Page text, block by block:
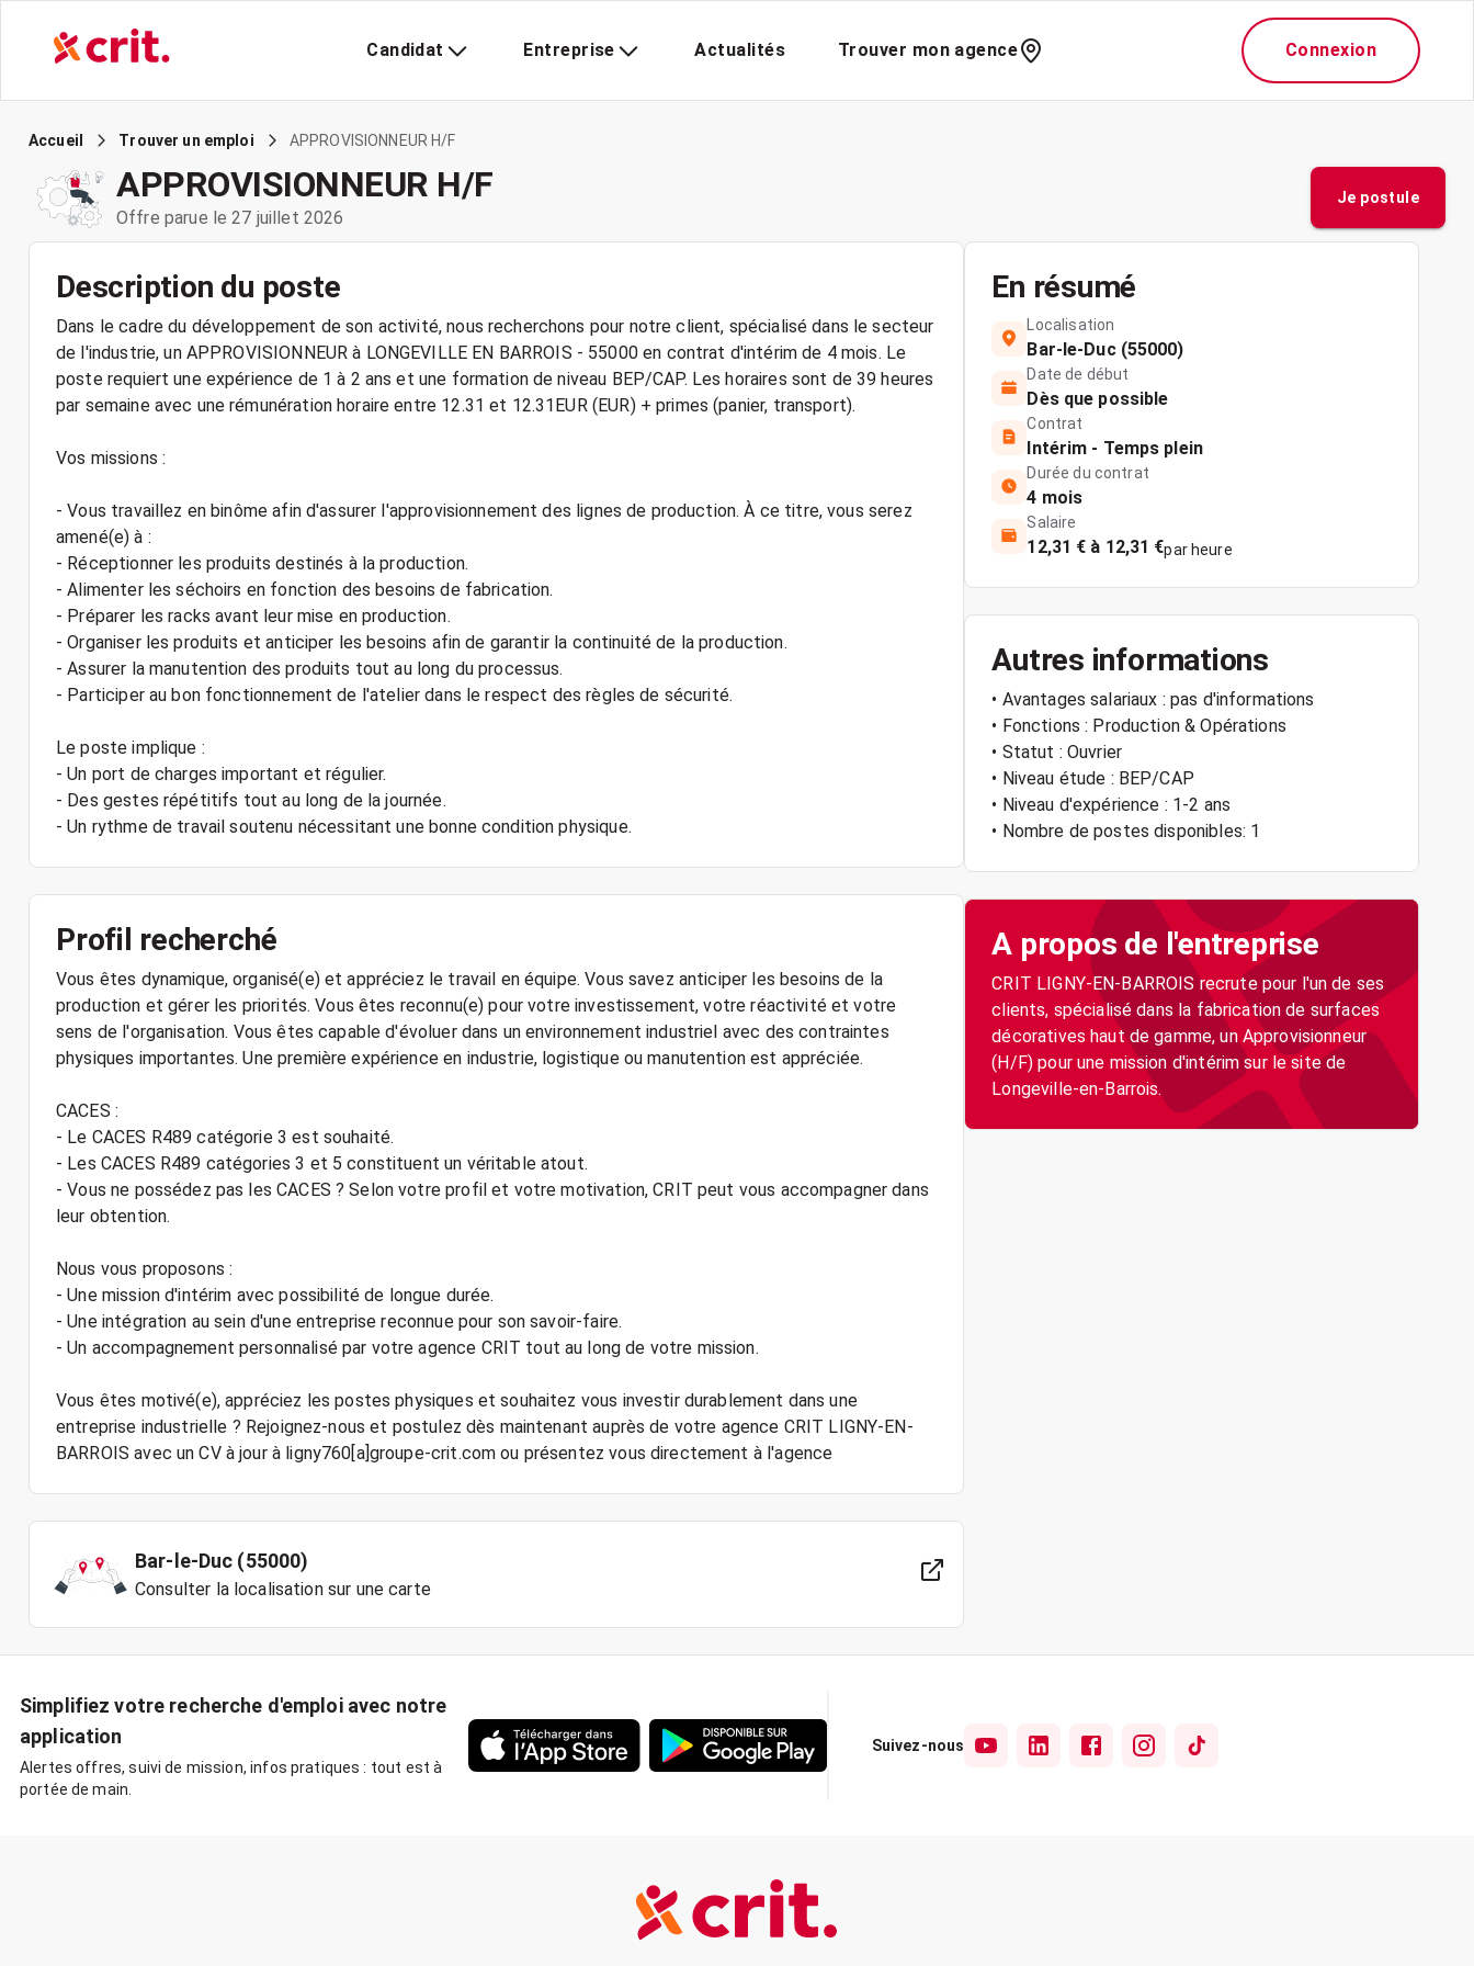
Candidat Entreprise Actualités Trouver mon agence Connexion
Accueil Trouver un emploi APPROVISIONNEUR H/F
APPROVISIONNEUR H/F
Offre parue le 27 juillet 2026
Je postule
Description du poste
Dans le cadre du développement de son activité, nous recherchons pour notre client, spécialisé dans le secteur
de l'industrie, un APPROVISIONNEUR à LONGEVILLE EN BARROIS - 55000 en contrat d'intérim de 4 mois. Le
poste requiert une expérience de 1 à 2 ans et une formation de niveau BEP/CAP. Les horaires sont de 39 heures
par semaine avec une rémunération horaire entre 12.31 et 12.31EUR (EUR) + primes (panier, transport).
Vos missions :
- Vous travaillez en binôme afin d'assurer l'approvisionnement des lignes de production. À ce titre, vous serez
amené(e) à :
- Réceptionner les produits destinés à la production.
- Alimenter les séchoirs en fonction des besoins de fabrication.
- Préparer les racks avant leur mise en production.
- Organiser les produits et anticiper les besoins afin de garantir la continuité de la production.
- Assurer la manutention des produits tout au long du processus.
- Participer au bon fonctionnement de l'atelier dans le respect des règles de sécurité.
Le poste implique :
- Un port de charges important et régulier.
- Des gestes répétitifs tout au long de la journée.
Profil recherché
Vous êtes dynamique, organisé(e) et appréciez le travail en équipe. Vous savez anticiper les besoins de la
production et gérer les priorités. Vous êtes reconnu(e) pour votre investissement, votre réactivité et votre
sens de l'organisation. Vous êtes capable d'évoluer dans un environnement industriel avec des contraintes
physiques importantes. Une première expérience en industrie, logistique ou manutention est appréciée.
CACES :
- Le CACES R489 catégorie 3 est souhaité.
- Les CACES R489 catégories 3 et 5 constituent un véritable atout.
- Vous ne possédez pas les CACES ? Selon votre profil et votre motivation, CRIT peut vous accompagner dans
leur obtention.
Nous vous proposons :
- Une mission d'intérim avec possibilité de longue durée.
- Une intégration au sein d'une entreprise reconnue pour son savoir-faire.
- Un accompagnement personnalisé par votre agence CRIT tout au long de votre mission.
Vous êtes motivé(e), appréciez les postes physiques et souhaitez vous investir durablement dans une
entreprise industrielle ? Rejoignez-nous et postulez dès maintenant auprès de votre agence CRIT LIGNY-EN-
Bar-le-Duc (55000)
Consulter la localisation sur une carte
En résumé
Localisation
Bar-le-Duc (55000)
Date de début
Dès que possible
Contrat
Intérim - Temps plein
Durée du contrat
4 mois
Salaire
12,31 € à 12,31 €par heure
Autres informations
• Avantages salariaux : pas d'informations
• Fonctions : Production & Opérations
• Statut : Ouvrier
• Niveau étude : BEP/CAP
• Niveau d'expérience : 1-2 ans
• Nombre de postes disponibles: 1
A propos de l'entreprise
CRIT LIGNY-EN-BARROIS recrute pour l'un de ses
clients, spécialisé dans la fabrication de surfaces
décoratives haut de gamme, un Approvisionneur
(H/F) pour une mission d'intérim sur le site de
Simplifiez votre recherche d'emploi avec notre
application
Alertes offres, suivi de mission, infos pratiques : tout est à
portée de main.
Suivez-nous